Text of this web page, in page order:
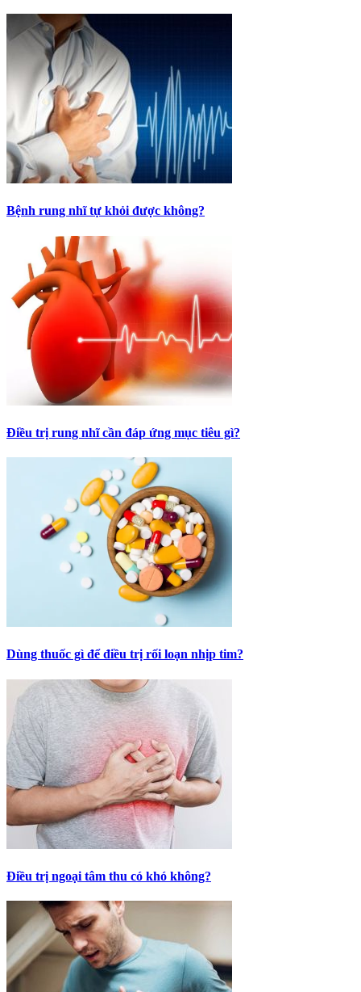
Bệnh rung nhĩ tự khỏi được không?
Điều trị rung nhĩ cần đáp ứng mục tiêu gì?
Dùng thuốc gì để điều trị rối loạn nhịp tim?
Điều trị ngoại tâm thu có khó không?